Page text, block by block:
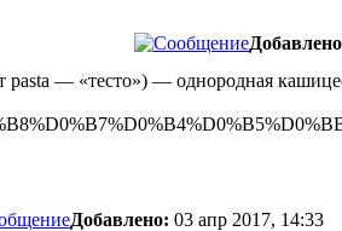
pasta — «тесто») — однородная
Добавлено: 03 апр 2017, 14:33